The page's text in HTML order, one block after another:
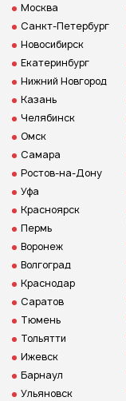
Москва
Санкт-Петербург
Новосибирск
Екатеринбург
Нижний Новгород
Казань
Челябинск
Омск
Самара
Ростов-на-Дону
Уфа
Красноярск
Пермь
Воронеж
Волгоград
Краснодар
Саратов
Тюмень
Тольятти
Ижевск
Барнаул
Ульяновск